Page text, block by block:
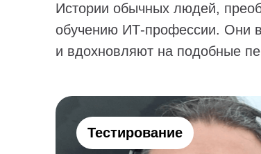
Истории обычных людей,
обучению ИТ-профессии. Они
и вдохновляют на подобные
Тестирование